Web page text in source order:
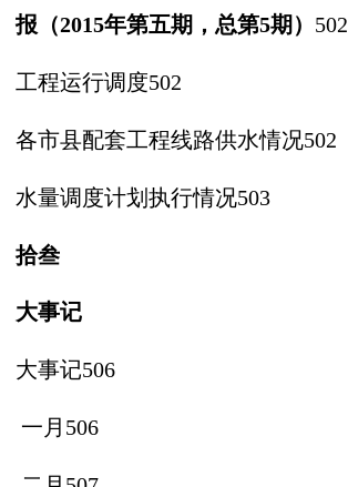
报（2015年第五期， 总第5期） 502
工程运行调度502
各市县配套工程线路供水情况502
水量调度计划执行情况503
拾叁
大事记
大事记506
一月 506